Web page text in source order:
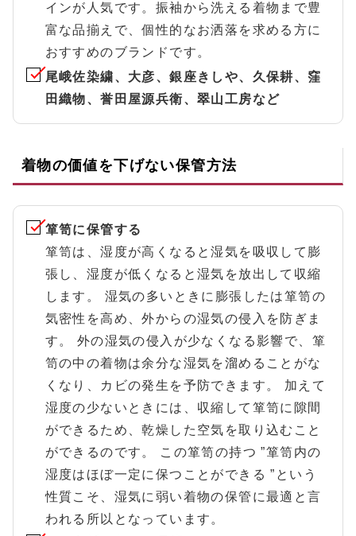
インが人気です。振袖から洗える着物まで豊
富な品揃えで、個性的なお洒落を求める方に
おすすめのブランドです。
尾峨佐染繍、大彦、銀座きしや、久保耕、窪
田織物、誉田屋源兵衛、翠山工房など
着物の価値を下げない保管方法
箪笥に保管する
箪笥は、湿度が高くなると湿気を吸収して膨
張し、湿度が低くなると湿気を放出して収縮
します。 湿気の多いときに膨張したは箪笥の
気密性を高め、外からの湿気の侵入を防ぎま
す。 外の湿気の侵入が少なくなる影響で、箪
笥の中の着物は余分な湿気を溜めることがな
くなり、カビの発生を予防できます。 加えて
湿度の少ないときには、収縮して箪笥に隙間
ができるため、乾燥した空気を取り込むこと
ができるのです。 この箪笥の持つ ”箪笥内の
湿度はほぼ一定に保つことができる ”という
性質こそ、湿気に弱い着物の保管に最適と言
われる所以となっています。